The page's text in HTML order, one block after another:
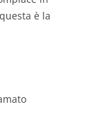
è la